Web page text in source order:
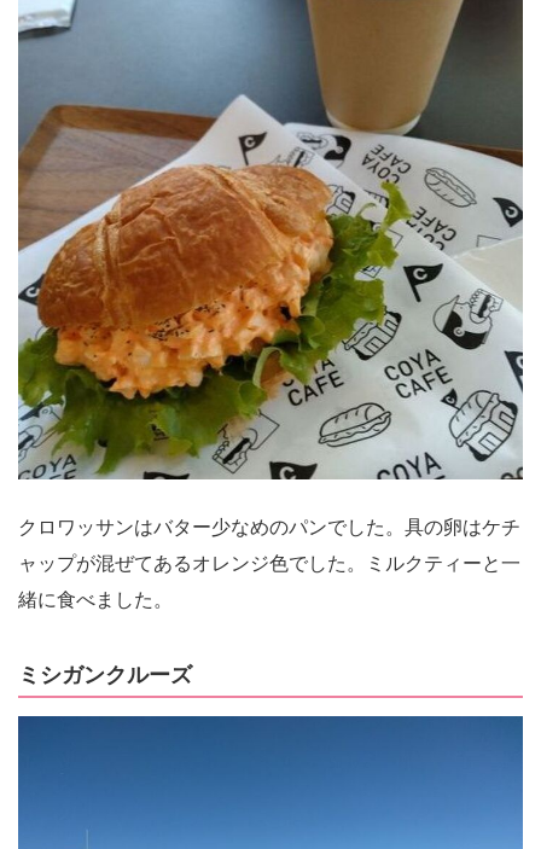
クロワッサンはバター少なめのパンでした。具の卵はケチ
ャップが混ぜてあるオレンジ色でした。ミルクティーと一
緒に食べました。
ミシガンクルーズ